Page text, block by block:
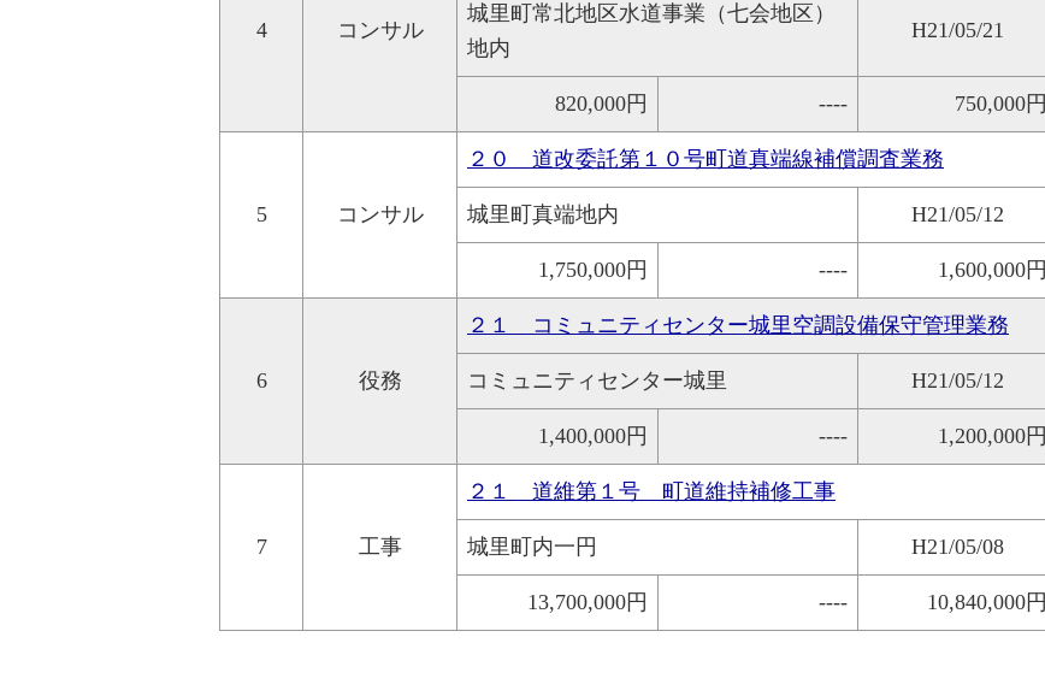
4 コンサル
城里町常北地区水道事業（七会地区）
地内
H21/05/21
820,000円 ---- 750,000円
5 コンサル
２０ 道改委託第１０号町道真端線補償調査業務
城里町真端地内 H21/05/12
1,750,000円 ---- 1,600,000円
6 役務
２１ コミュニティセンター城里空調設備保守管理業務
コミュニティセンター城里 H21/05/12
1,400,000円 ---- 1,200,000円
7 工事
２１ 道維第１号 町道維持補修工事
城里町内一円 H21/05/08
13,700,000円 ---- 10,840,000円